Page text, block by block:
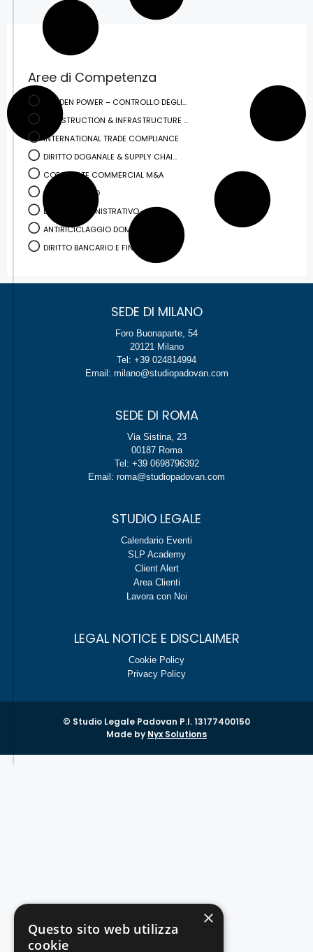
Aree di Competenza
GOLDEN POWER – CONTROLLO DEGLI...
CONSTRUCTION & INFRASTRUCTURE ...
INTERNATIONAL TRADE COMPLIANCE
DIRITTO DOGANALE & SUPPLY CHAI...
CORPORATE COMMERCIAL M&A
CONTENZIOSO
DIRITTO AMMINISTRATIVO
ANTIRICICLAGGIO DOMESTICO E IN...
DIRITTO BANCARIO E FINANZIARIO
SEDE DI MILANO
Foro Buonaparte, 54
20121 Milano
Tel: +39 024814994
Email: milano@studiopadovan.com
SEDE DI ROMA
Via Sistina, 23
00187 Roma
Tel: +39 0698796392
Email: roma@studiopadovan.com
STUDIO LEGALE
Calendario Eventi
SLP Academy
Client Alert
Area Clienti
Lavora con Noi
LEGAL NOTICE E DISCLAIMER
Cookie Policy
Privacy Policy
© Studio Legale Padovan P.I. 13177400150
Made by Nyx Solutions
×
Questo sito web utilizza
cookie